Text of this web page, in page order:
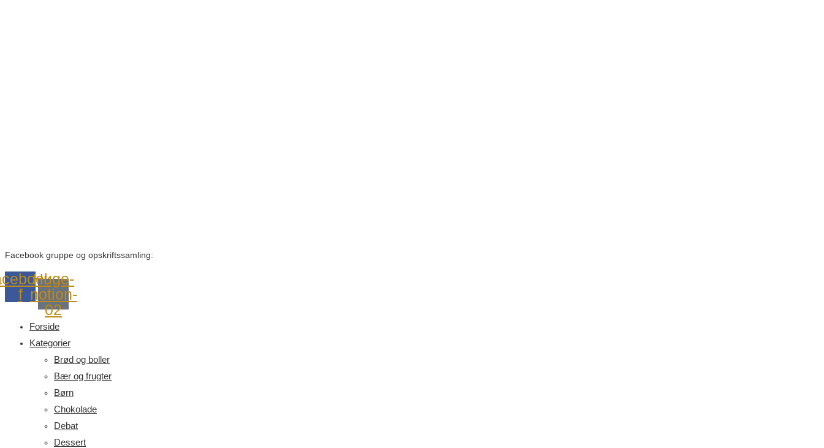
Facebook gruppe og opskriftssamling:
f
Huge-
notion-
02
Forside
Kategorier
Brød og boller
Bær og frugter
Børn
Chokolade
Debat
Dessert